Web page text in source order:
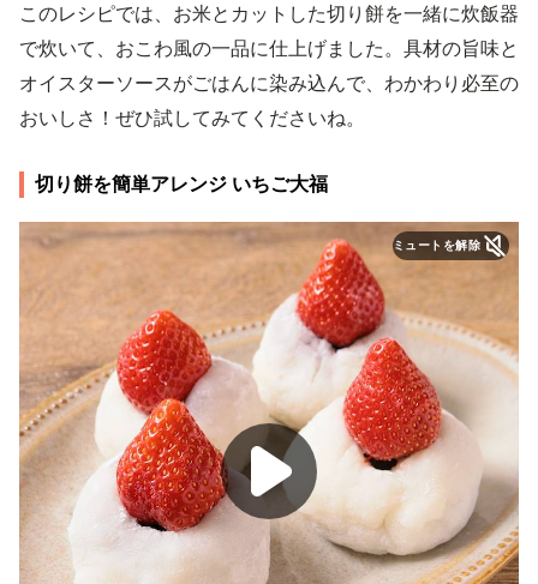
このレシピでは、お米とカットした切り餅を一緒に炊飯器
で炊いて、おこわ風の一品に仕上げました。具材の旨味と
オイスターソースがごはんに染み込んで、わかわり必至の
おいしさ！ぜひ試してみてくださいね。
切り餅を簡単アレンジ いちご大福
ミュートを解除